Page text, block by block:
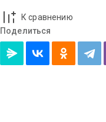
К сравнению
Поделиться